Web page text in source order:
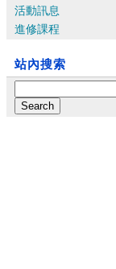
活動訊息
進修課程
站內搜索
for: